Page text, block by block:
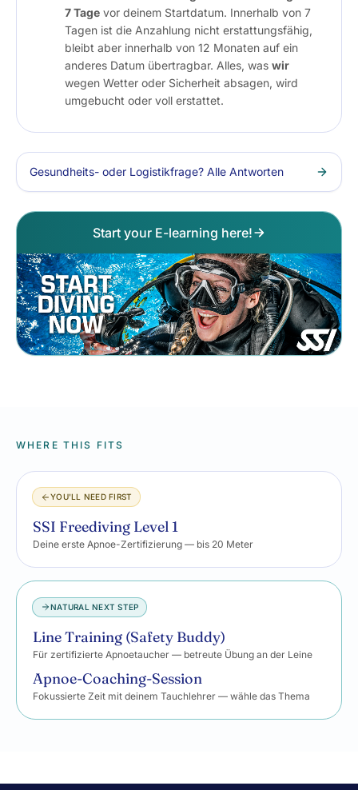
7 Tage vor deinem Startdatum. Innerhalb von 7
Tagen ist die Anzahlung nicht erstattungsfähig,
bleibt aber innerhalb von 12 Monaten auf ein
anderes Datum übertragbar. Alles, was wir
wegen Wetter oder Sicherheit absagen, wird
umgebucht oder voll erstattet.
Gesundheits- oder Logistikfrage? Alle Antworten
Start your E-learning here!
WHERE THIS FITS
YOU'LL NEED FIRST
SSI Freediving Level 1
Deine erste Apnoe-Zertifizierung — bis 20 Meter
NATURAL NEXT STEP
Line Training (Safety Buddy)
Für zertifizierte Apnoetaucher — betreute Übung an der Leine
Apnoe-Coaching-Session
Fokussierte Zeit mit deinem Tauchlehrer — wähle das Thema